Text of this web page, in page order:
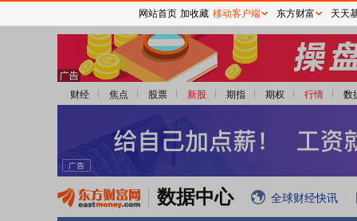
财经 焦点 股票 新股 期指 期权 行情 数
数据中心 全球财经快讯
网站首页 加收藏 移动客户端 东方财富 天天